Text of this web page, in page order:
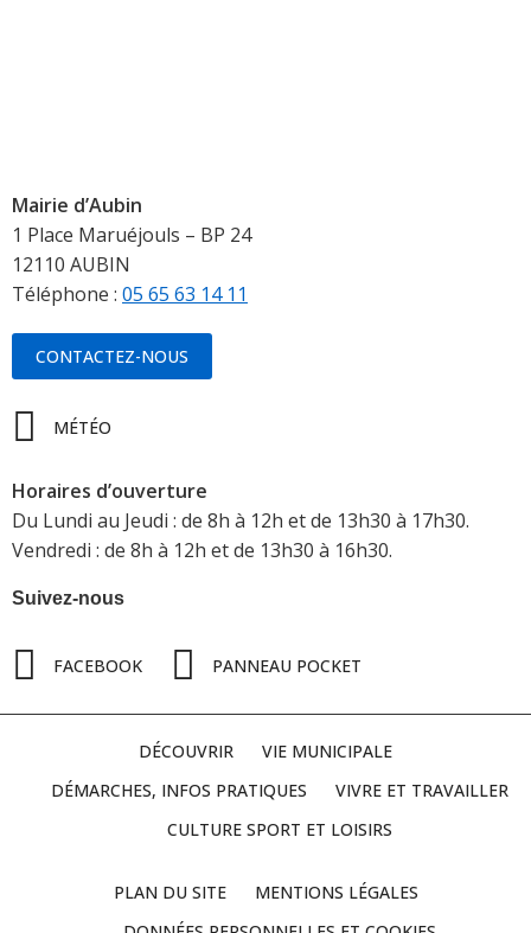
Mairie d’Aubin
1 Place Maruéjouls – BP 24
12110 AUBIN
Téléphone : 05 65 63 14 11
CONTACTEZ-NOUS
MÉTÉO
Horaires d’ouverture
Du Lundi au Jeudi : de 8h à 12h et de 13h30 à 17h30.
Vendredi : de 8h à 12h et de 13h30 à 16h30.
Suivez-nous
FACEBOOK PANNEAU POCKET
DÉCOUVRIR
VIE MUNICIPALE
DÉMARCHES, INFOS PRATIQUES
VIVRE ET TRAVAILLER
CULTURE SPORT ET LOISIRS
PLAN DU SITE
MENTIONS LÉGALES